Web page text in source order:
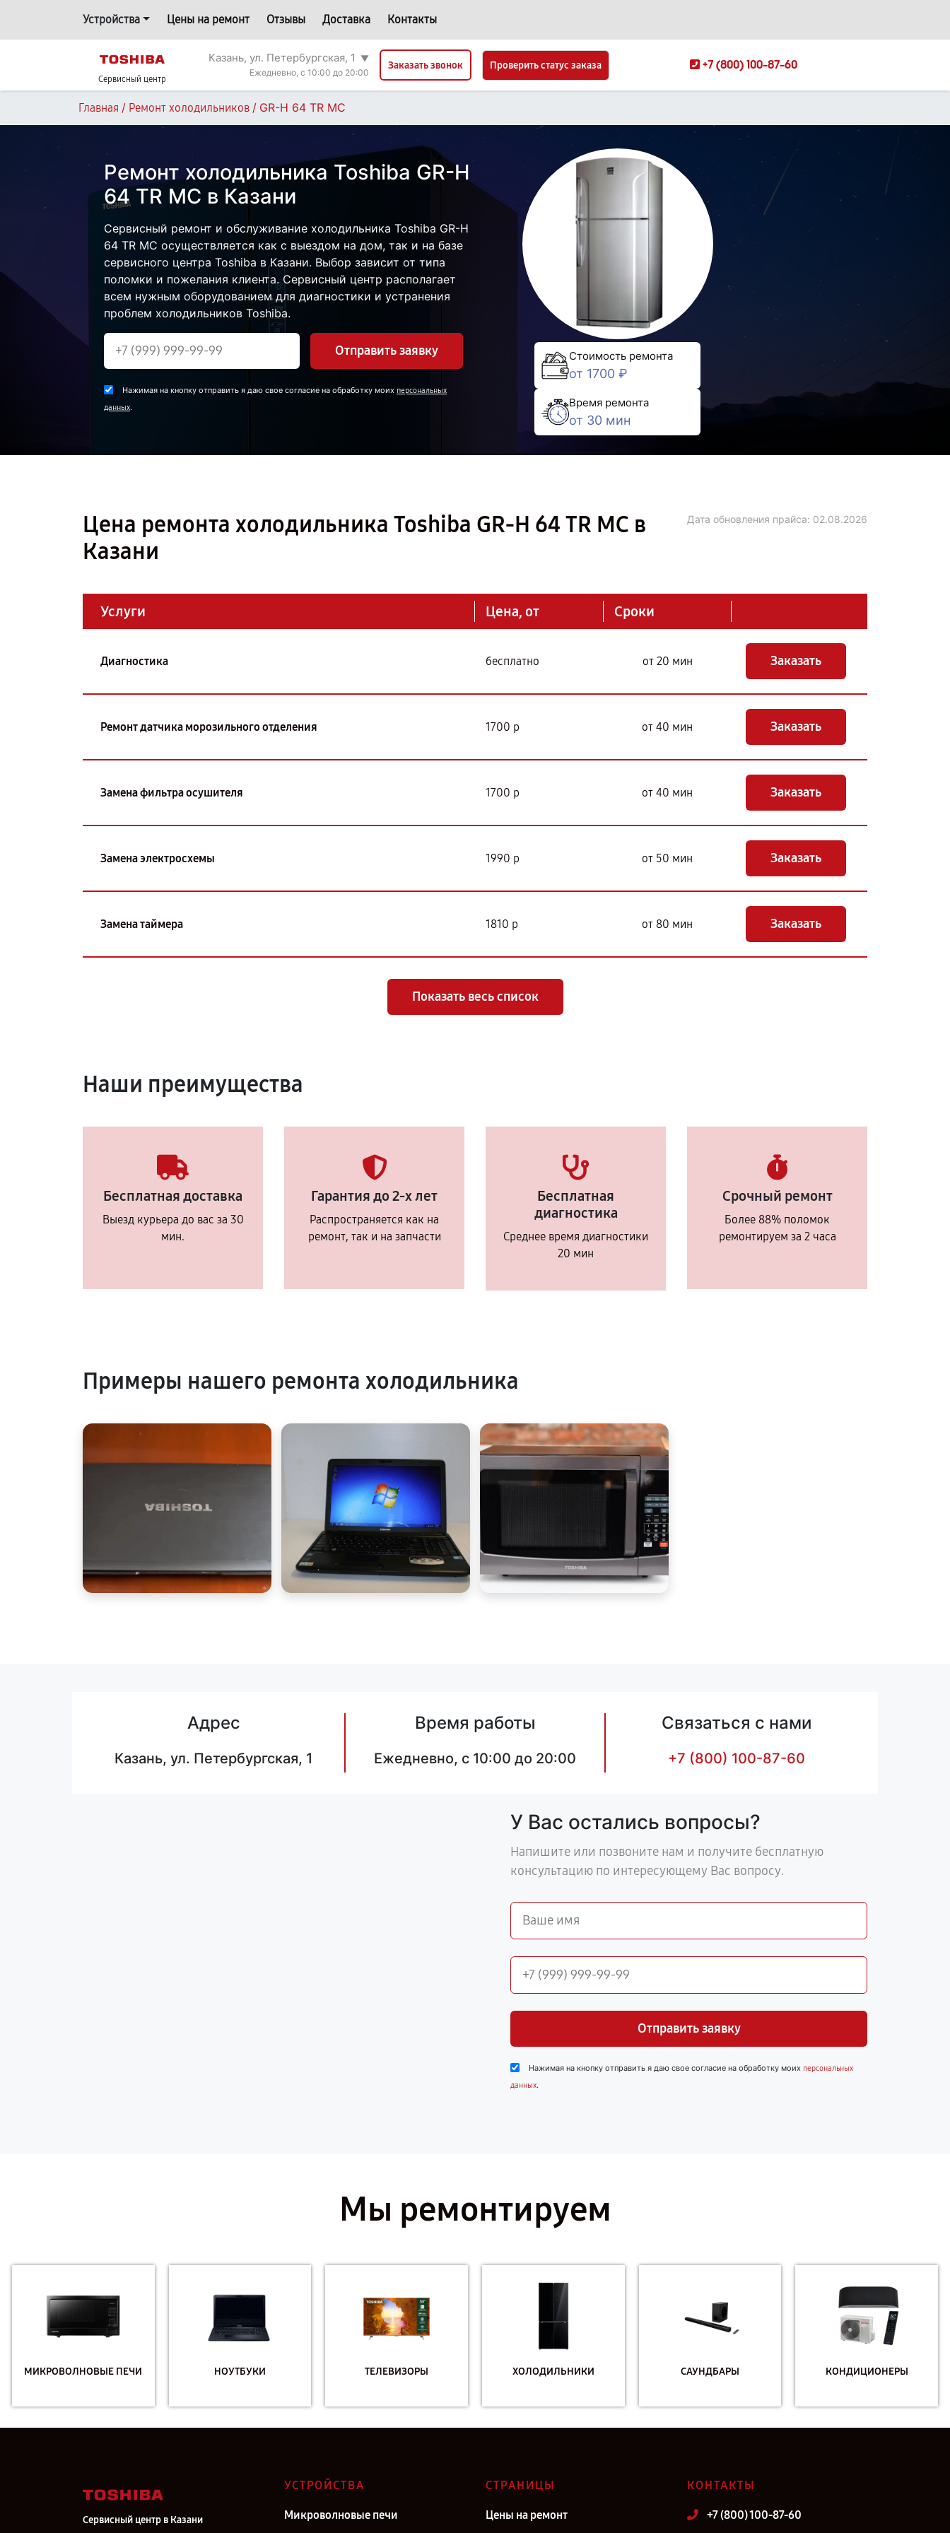
Устройства Цены на ремонт Отзывы Доставка Контакты
Сервисный центр
Казань, ул. Петербургская, 1
▼
Ежедневно, с 10:00 до 20:00
Заказать звонок Проверить статус заказа +7 (800) 100-87-60
Главная / Ремонт холодильников / GR-H 64 TR MC
Ремонт холодильника Toshiba GR-H
64 TR MC в Казани
Сервисный ремонт и обслуживание холодильника Toshiba GR-H
64 TR MC осуществляется как с выездом на дом, так и на базе
сервисного центра Toshiba в Казани. Выбор зависит от типа
поломки и пожелания клиента. Сервисный центр располагает
всем нужным оборудованием для диагностики и устранения
проблем холодильников Toshiba.
Отправить заявку
Нажимая на кнопку отправить я даю свое согласие на обработку моих персональных
данных.
Стоимость ремонта
от 1700 ₽
Время ремонта
от 30 мин
Цена ремонта холодильника Toshiba GR-H 64 TR MC в
Казани
Дата обновления прайса: 02.08.2026
Услуги Цена, от Сроки
Диагностика бесплатно от 20 мин Заказать
Ремонт датчика морозильного отделения 1700 р от 40 мин Заказать
Замена фильтра осушителя 1700 р от 40 мин Заказать
Замена электросхемы 1990 р от 50 мин Заказать
Замена таймера 1810 р от 80 мин Заказать
Показать весь список
Наши преимущества
Бесплатная доставка
Выезд курьера до вас за 30
мин.
Гарантия до 2-х лет
Распространяется как на
ремонт, так и на запчасти
Бесплатная
диагностика
Среднее время диагностики
20 мин
Срочный ремонт
Более 88% поломок
ремонтируем за 2 часа
Примеры нашего ремонта холодильника
Адрес
Казань, ул. Петербургская, 1
Время работы
Ежедневно, с 10:00 до 20:00
Связаться с нами
+7 (800) 100-87-60
У Вас остались вопросы?
Напишите или позвоните нам и получите бесплатную
консультацию по интересующему Вас вопросу.
Отправить заявку
Нажимая на кнопку отправить я даю свое согласие на обработку моих персональных
данных.
Мы ремонтируем
МИКРОВОЛНОВЫЕ ПЕЧИ НОУТБУКИ ТЕЛЕВИЗОРЫ ХОЛОДИЛЬНИКИ САУНДБАРЫ КОНДИЦИОНЕРЫ
Сервисный центр в Казани
УСТРОЙСТВА
Микроволновые печи
СТРАНИЦЫ
Цены на ремонт
КОНТАКТЫ
+7 (800) 100-87-60